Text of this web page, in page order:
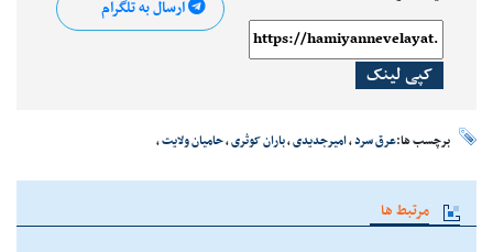
کپی لینک
ارسال به تلگرام
برچسب ها:عرق سرد،امیرجدیدی،باران کوثری،حامیان ولایت،
مرتبط ها